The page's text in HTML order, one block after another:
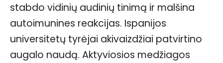
stabdo vidinių audinių tinimą ir malšina
autoimunines reakcijas. Ispanijos
universitetų tyrėjai akivaizdžiai patvirtino
augalo naudą. Aktyviosios medžiagos